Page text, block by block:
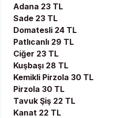
Adana 23 TL
Sade 23 TL
Domatesli 24 TL
Patlıcanlı 29 TL
Ciğer 23 TL
Kuşbaşı 28 TL
Kemikli Pirzola 30 TL
Pirzola 30 TL
Tavuk Şiş 22 TL
Kanat 22 TL